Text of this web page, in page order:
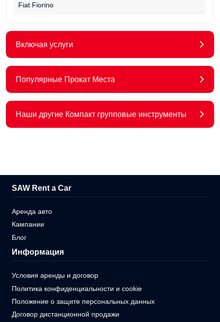
Fiat Fiorino
Включая услуги
Популярные Прокат Места
Наши другие Компакт групповые инструменты
SAW Rent a Car
Аренда авто
Кампании
Блог
Информация
Условия аренды и договор
Политика конфиденциальности и cookie
Положение о защите персональных данных
Договор дистанционной продажи